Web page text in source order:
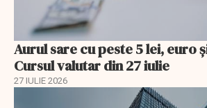
Aurul sare cu peste 5 lei, euro
Cursul valutar din 27 iulie
27 IULIE 2026